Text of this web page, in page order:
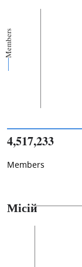
Members
4,517,233
Members
Місій